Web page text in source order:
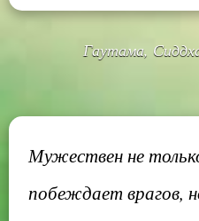
Гаутама,
Мужествен не
побеждает врагов,